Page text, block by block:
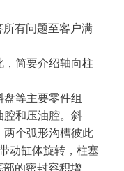
有问题至客户满
简要介绍轴向柱
等主要零件组
腔和压油腔。斜
两个弧形沟槽彼此
动缸体旋转，柱塞
的密封容积增